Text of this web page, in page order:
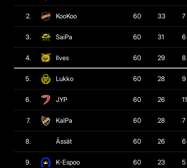
2. KooKoo 60 33 7
3. SaiPa 60 31 6
4. Ilves 60 29 8
5. Lukko 60 28 9
6. JYP 60 26 11
7. KalPa 60 28 7
8. Ässät 60 26 6
9. K-Espoo 60 23 5